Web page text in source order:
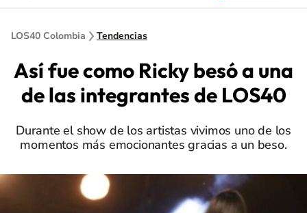
LOS40 Colombia Tendencias
Así fue como Ricky besó a una
de las integrantes de LOS40
Durante el show de los artistas vivimos uno de los
momentos más emocionantes gracias a un beso.